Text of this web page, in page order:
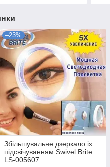
–23%
Збільшувальне дзеркало із
підсвічуванням Swivel Brite
LS-005607